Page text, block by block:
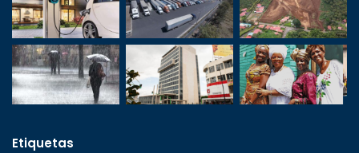
Etiquetas